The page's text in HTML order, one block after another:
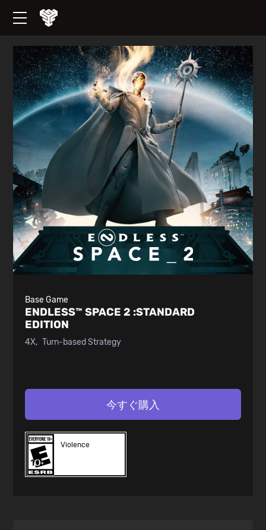
Base Game
ENDLESS™ SPACE 2 :STANDARD
EDITION
4X Turn-based Strategy
今すぐ購入
Violence